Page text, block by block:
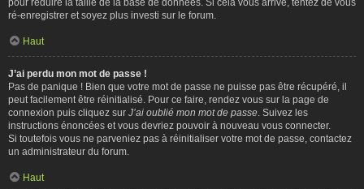
ré-enregistrer et soyez plus investi sur le forum.
Haut
J’ai perdu mon mot de passe !
Pas de panique ! Bien que votre mot de passe ne puisse pas être récupéré, il
peut facilement être réinitialisé. Pour ce faire, rendez vous sur la page de
connexion puis cliquez sur J’ai oublié mon mot de passe . Suivez les
instructions énoncées et vous devriez pouvoir à nouveau vous connecter.
Si toutefois vous ne parveniez pas à réinitialiser votre mot de passe, contactez
un administrateur du forum.
Haut